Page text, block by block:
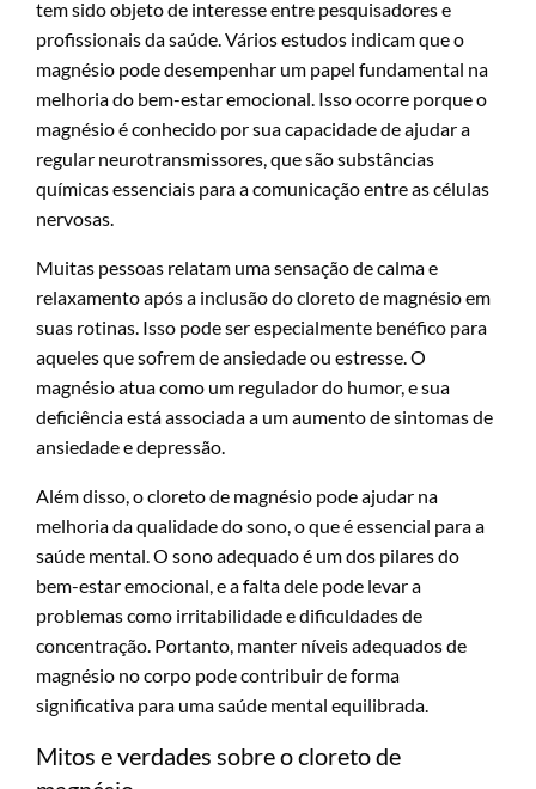
tem sido objeto de interesse entre pesquisadores e
profissionais da saúde. Vários estudos indicam que o
magnésio pode desempenhar um papel fundamental na
melhoria do bem-estar emocional. Isso ocorre porque o
magnésio é conhecido por sua capacidade de ajudar a
regular neurotransmissores, que são substâncias
químicas essenciais para a comunicação entre as células
nervosas.
Muitas pessoas relatam uma sensação de calma e
relaxamento após a inclusão do cloreto de magnésio em
suas rotinas. Isso pode ser especialmente benéfico para
aqueles que sofrem de ansiedade ou estresse. O
magnésio atua como um regulador do humor, e sua
deficiência está associada a um aumento de sintomas de
ansiedade e depressão.
Além disso, o cloreto de magnésio pode ajudar na
melhoria da qualidade do sono, o que é essencial para a
saúde mental. O sono adequado é um dos pilares do
bem-estar emocional, e a falta dele pode levar a
problemas como irritabilidade e dificuldades de
concentração. Portanto, manter níveis adequados de
magnésio no corpo pode contribuir de forma
significativa para uma saúde mental equilibrada.
Mitos e verdades sobre o cloreto de